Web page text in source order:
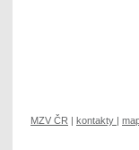
MZV ČR kontakty